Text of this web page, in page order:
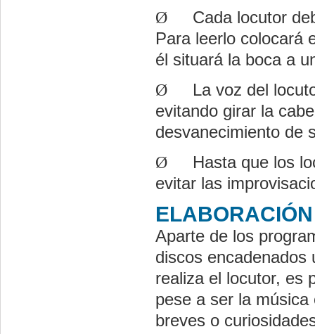
Ø
Cada locutor
Para leerlo colocará
él situará la boca a
Ø
La voz del
evitando girar la
desvanecimiento de
Ø
Hasta que los
evitar las
Aparte de los
discos encadenados
realiza el locutor, es
pese a ser la
breves o